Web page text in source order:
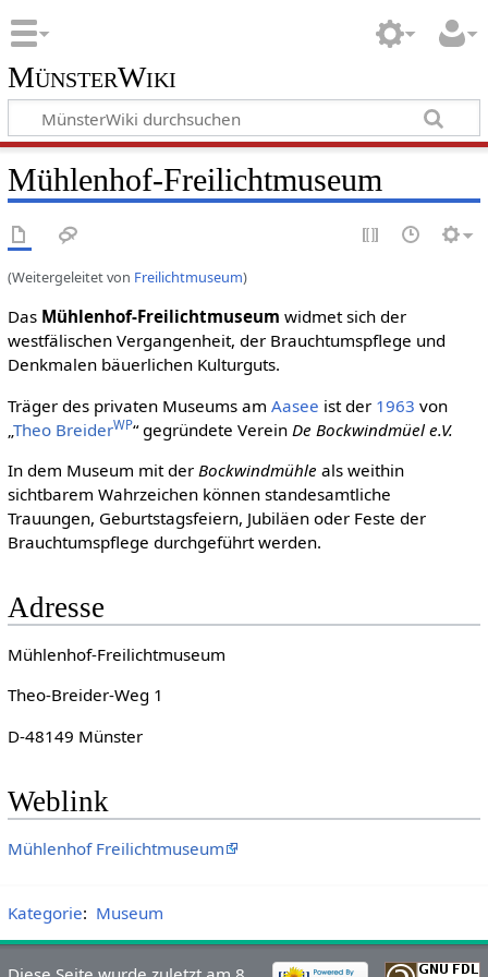
MünsterWiki
Mühlenhof-Freilichtmuseum
(Weitergeleitet von Freilichtmuseum)
Das Mühlenhof-Freilichtmuseum widmet sich der
westfälischen Vergangenheit, der Brauchtumspflege und
Denkmalen bäuerlichen Kulturguts.
Träger des privaten Museums am Aasee ist der 1963 von
Theo BreiderWP“ gegründete Verein De Bockwindmüel e.V.
In dem Museum mit der Bockwindmühle als weithin
sichtbarem Wahrzeichen können standesamtliche
Trauungen, Geburtstagsfeiern, Jubiläen oder Feste der
Brauchtumspflege durchgeführt werden.
Adresse
Mühlenhof-Freilichtmuseum
Theo-Breider-Weg 1
D-48149 Münster
Weblink
Mühlenhof Freilichtmuseum
Kategorie: Museum